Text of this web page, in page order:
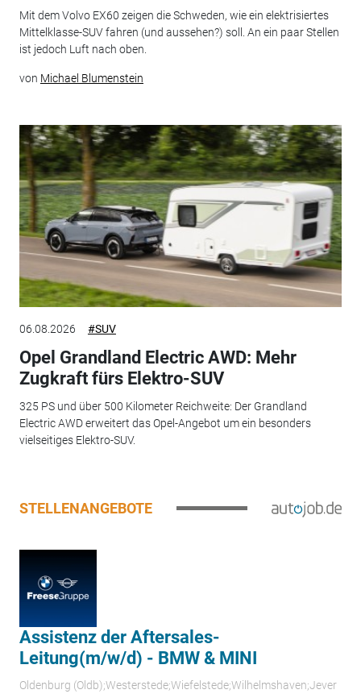
Mit dem Volvo EX60 zeigen die Schweden, wie ein elektrisiertes
Mittelklasse-SUV fahren (und aussehen?) soll. An ein paar Stellen
ist jedoch Luft nach oben.
von Michael Blumenstein
06.08.2026 #SUV
Opel Grandland Electric AWD: Mehr
Zugkraft fürs Elektro-SUV
325 PS und über 500 Kilometer Reichweite: Der Grandland
Electric AWD erweitert das Opel-Angebot um ein besonders
vielseitiges Elektro-SUV.
STELLENANGEBOTE
Assistenz der Aftersales-
Leitung(m/w/d) - BMW & MINI
Oldenburg (Oldb);Westerstede;Wiefelstede;Wilhelmshaven;Jever